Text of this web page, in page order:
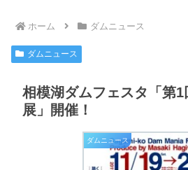
ホーム ダムニュース
ダムニュース
相模湖ダムフェスタ「第
展」開催！
ダムニュース